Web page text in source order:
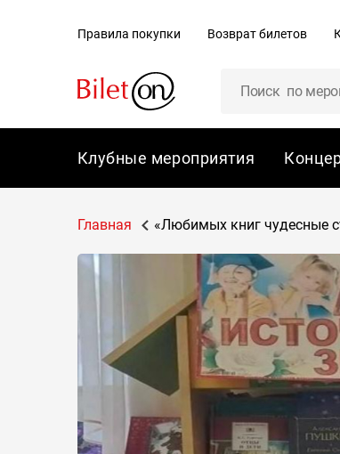
Правила покупки Возврат билетов
Клубные мероприятия
Главная «Любимых книг чудесные